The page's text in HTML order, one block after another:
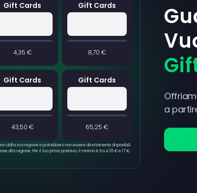
Gift Cards
4,35 €
Gift Cards
8,70 €
Gift Cards
43,50 €
Gift Cards
65,25 €
dalla tua regione e potrebbero non essere direttamente disponibili.
alla regione. Per il tuo primo prelievo, il minimo è tra 4,35 € e 17 €,
a